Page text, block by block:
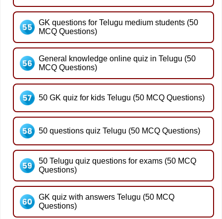
GK questions for Telugu medium students (50
MCQ Questions)
General knowledge online quiz in Telugu (50
MCQ Questions)
50 GK quiz for kids Telugu (50 MCQ Questions)
50 questions quiz Telugu (50 MCQ Questions)
50 Telugu quiz questions for exams (50 MCQ
Questions)
GK quiz with answers Telugu (50 MCQ
Questions)